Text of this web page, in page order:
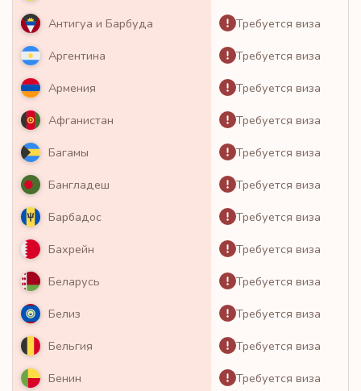
Антигуа и Барбуда Требуется виза
Аргентина Требуется виза
Армения Требуется виза
Афганистан Требуется виза
Багамы Требуется виза
Бангладеш Требуется виза
Барбадос Требуется виза
Бахрейн Требуется виза
Беларусь Требуется виза
Белиз Требуется виза
Бельгия Требуется виза
Бенин Требуется виза